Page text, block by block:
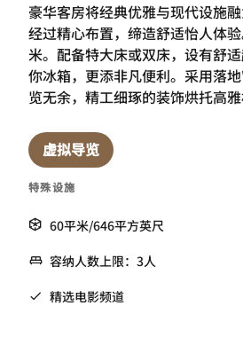
豪华客房将经典优雅与现代设施
经过精心布置，缔造舒适怡人体
米。配备特大床或双床，设有舒
你冰箱，更添非凡便利。采用落
览无余，精工细琢的装饰烘托高雅
虚拟导览
特殊设施
60平米/646平方英尺
容纳人数上限：3人
精选电影频道